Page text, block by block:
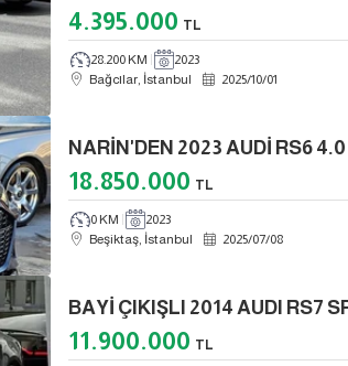
4.395.000 TL
28.200 KM
2023
Bağcılar, İstanbul
2025/10/01
NARİN'DEN 2023 AUDİ RS6
18.850.000 TL
0 KM
2023
Beşiktaş, İstanbul
2025/07/08
11.900.000 TL